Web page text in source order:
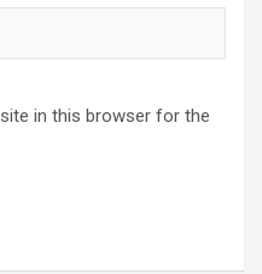
in this browser for the